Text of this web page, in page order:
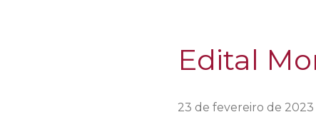
Edital
23 de fevereiro de 2023